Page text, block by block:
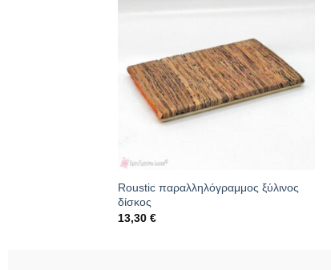
Roustic παραλληλόγραμμος ξύλινος
δίσκος
13,30 €